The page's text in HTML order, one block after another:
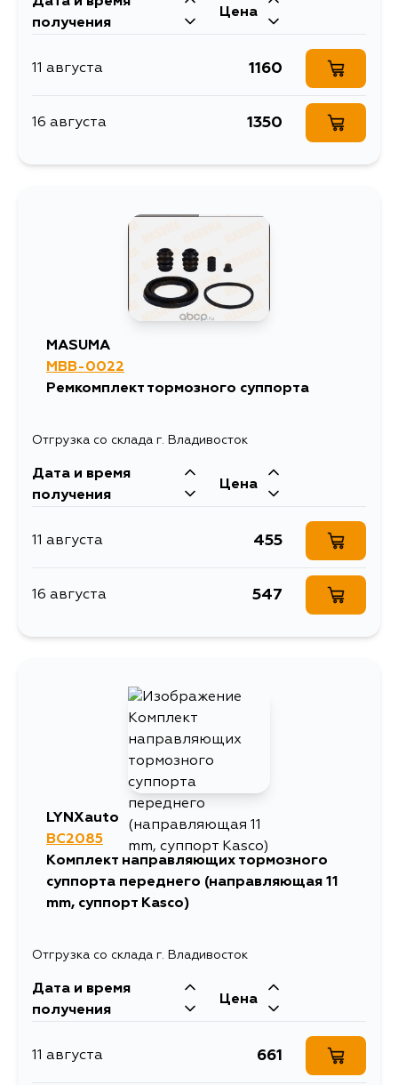
получения
Цена
11 августа 1160
16 августа 1350
MASUMA
MBB-0022
Ремкомплект тормозного суппорта
Отгрузка со склада г. Владивосток
Дата и время
получения
Цена
11 августа 455
16 августа 547
LYNXauto
BC2085
Комплект направляющих тормозного
суппорта переднего (направляющая 11
mm, суппорт Kasco)
Отгрузка со склада г. Владивосток
Дата и время
получения
Цена
11 августа 661